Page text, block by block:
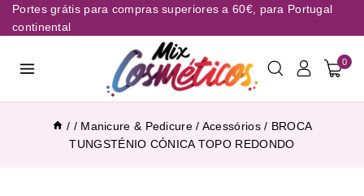
Portes grátis para compras superiores a 60€, para Portugal
continental
0
/ / Manicure & Pedicure / Acessórios / BROCA
TUNGSTÉNIO CÓNICA TOPO REDONDO